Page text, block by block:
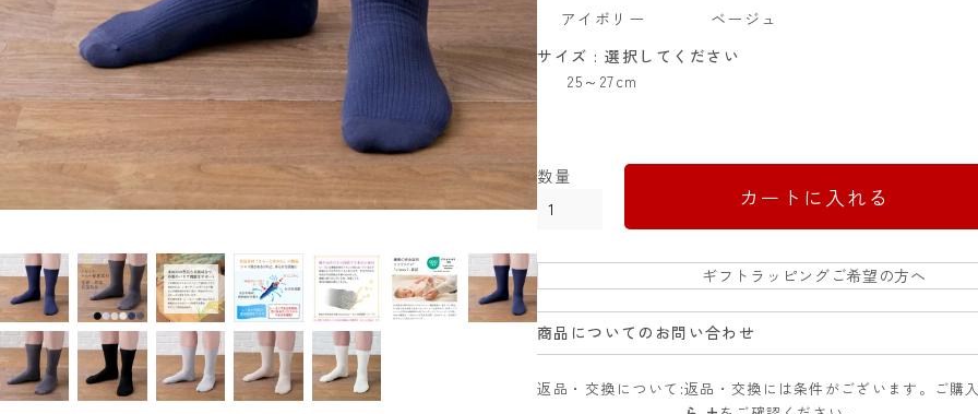
サイズ
選択してください
25～27cm
アイボリー ベージュ
カートに入れる
ギフトラッピングご希望の方へ
商品についてのお問い合わせ
返品・交換について 返品・交換には条件がございます。ご購入